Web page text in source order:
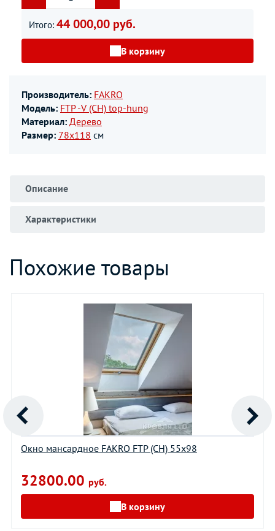
Итого: 44 000,00 руб.
В корзину
Производитель: FAKRO
Модель: FTP -V (CH) top-hung
Материал: Дерево
Размер: 78х118 см
Описание
Характеристики
Похожие товары
Окно мансардное FAKRO FTP (CH) 55х98
32800.00 руб.
В корзину